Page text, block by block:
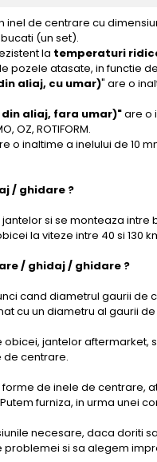
inel de centrare cu
(un set).
la temperaturi
pozele atasate, in functie
aliaj, cu umar)" are o
aliaj, fara umar)"are o
OZ, ROTIFORM.
o inaltime a inelului de 10
/ ghidare ?
si se monteaza
la viteze intre 40 si 130
/ ghidaj / ghidare ?
cand diametrul gaurii
cu un diametru al gaurii
jantelor
de centrare.
de inele de centrare,
furniza, in urma unei
necesare, daca doriti
si sa alegem